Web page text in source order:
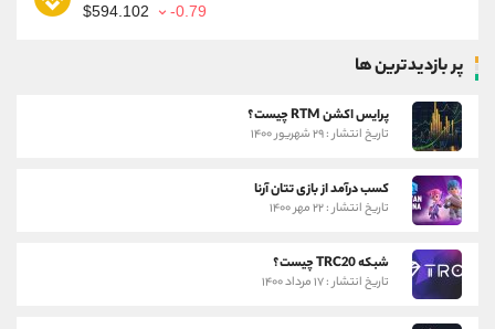
$594.102 -0.79
پر بازدیدترین ها
پرایس اکشن RTM چیست؟
تاریخ انتشار : ۲۹ شهریور ۱۴۰۰
کسب درآمد از بازی تتان آرنا
تاریخ انتشار : ۲۲ مهر ۱۴۰۰
شبکه TRC20 چیست؟
تاریخ انتشار : ۱۷ مرداد ۱۴۰۰